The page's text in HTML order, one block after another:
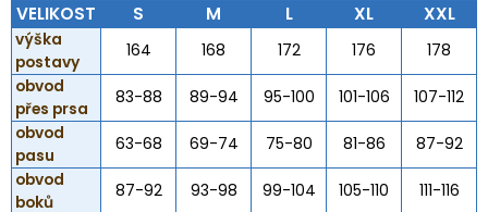
VELIKOST S M L XL XXL
výška
postavy
164 168 172 176
178
obvod
přes prsa
83-88 89-94 95-100 101-106
107-112
obvod
pasu
63-68 69-74 75-80 81-86
87-92
obvod
boků
87-92 93-98 99-104 105-110 111-116